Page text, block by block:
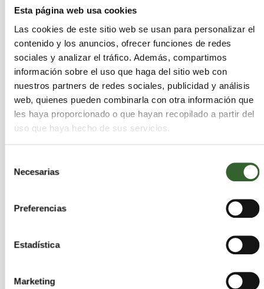
Esta página web usa cookies
Las cookies de este sitio web se usan para personalizar el
contenido y los anuncios, ofrecer funciones de redes
sociales y analizar el tráfico. Además, compartimos
información sobre el uso que haga del sitio web con
nuestros partners de redes sociales, publicidad y análisis
web, quienes pueden combinarla con otra información que
les haya proporcionado o que hayan recopilado a partir del
uso que haya hecho de sus servicios.
Necesarias
Preferencias
Estadística
Marketing
Santos de la Humosa (Los)
Humanes de Madrid
Guadarrama
Alcobendas
Robregordo
Colmenar del Arroyo
Atazar (El)
Cervera de Buitrago
Batres
Venturada
Coslada
Fresnedillas de la Oliva
Parla
Hiruela (La)
Casarrubuelos
Santa María de la Alameda
Puebla de la Sierra
Alpedrete
Orusco de Tajuña
San Martín de Valdeiglesias
Valdemaqueda
Rozas de Madrid (Las)